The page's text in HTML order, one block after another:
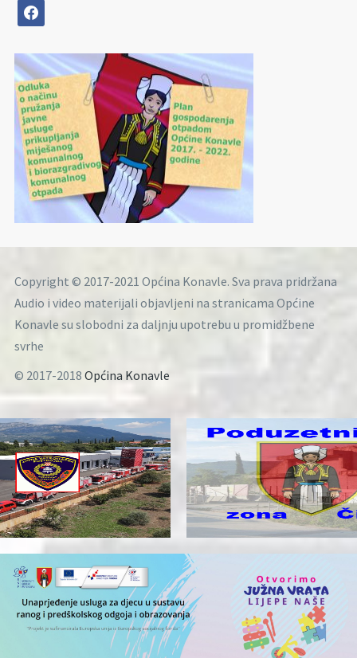
facebook
Copyright © 2017-2021 Općina Konavle. Sva prava pridržana
Audio i video materijali objavljeni na stranicama Općine
Konavle su slobodni za daljnju upotrebu u promidžbene
svrhe
© 2017-2018 Općina Konavle